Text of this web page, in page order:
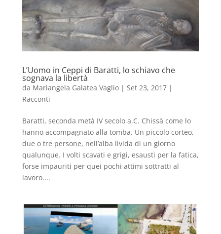
L’Uomo in Ceppi di Baratti, lo schiavo che
sognava la libertà
da Mariangela Galatea Vaglio| Set 23, 2017|
Racconti
Baratti, seconda metà IV secolo a.C. Chissà come lo
hanno accompagnato alla tomba. Un piccolo corteo,
due o tre persone, nell’alba livida di un giorno
qualunque. I volti scavati e grigi, esausti per la fatica,
forse impauriti per quei pochi attimi sottratti al
lavoro....